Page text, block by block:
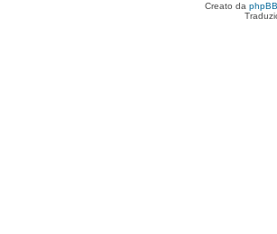
Creato da phpBB